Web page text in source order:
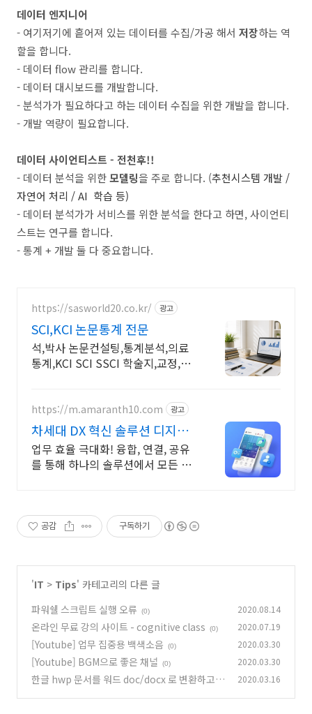
데이터 엔지니어
- 여기저기에 흩어져 있는 데이터를 수집/가공 해서 저장하는 역
할을 합니다.
- 데이터 flow 관리를 합니다.
- 데이터 대시보드를 개발합니다.
- 분석가가 필요하다고 하는 데이터 수집을 위한 개발을 합니다.
- 개발 역량이 필요합니다.
데이터 사이언티스트 - 전천후!!
- 데이터 분석을 위한모델링을 주로 합니다. (추천시스템 개발 /
자연어 처리 / AI 학습 등)
- 데이터 분석가가 서비스를 위한 분석을 한다고 하면, 사이언티
스트는 연구를 합니다.
- 통계 + 개발 둘 다 중요합니다.
https://sasworld20.co.kr/ 광고
SCI,KCI 논문통계 전문
석,박사 논문컨설팅,통계분석,의료
통계,KCI SCI SSCI 학술지,교정,빅
https://m.amaranth10.com 광고
차세대 DX 혁신 솔루션 디지털
비즈니스 플랫폼
업무 효율 극대화! 융합, 연결, 공유
를 통해 하나의 솔루션에서 모든 업
공감 구독하기
'IT > Tips' 카테고리의 다른 글
파워쉘 스크립트 실행 오류
(0) 2020.08.14
온라인 무료 강의 사이트 - cognitive class (0) 2020.07.19
[Youtube] 업무 집중용 백색소음 (0) 2020.03.30
[Youtube] BGM으로 좋은 채널 (0) 2020.03.30
한글 hwp 문서를 워드 doc/docx 로 변환하고자
2020.03.16